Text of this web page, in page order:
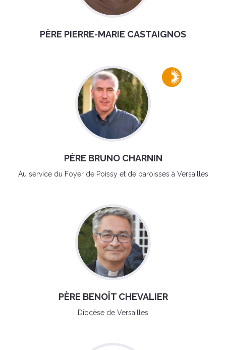
PÈRE PIERRE-MARIE CASTAIGNOS
PÈRE BRUNO CHARNIN
Au service du Foyer de Poissy et de paroisses à Versailles
PÈRE BENOÎT CHEVALIER
Diocèse de Versailles